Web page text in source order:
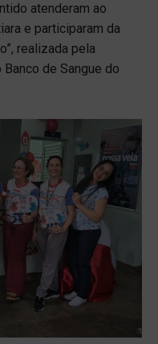
atenderam ao
e participaram da
realizada pela
de Sangue do